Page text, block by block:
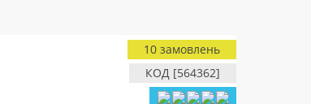
КОД [564362]
10 замовлень